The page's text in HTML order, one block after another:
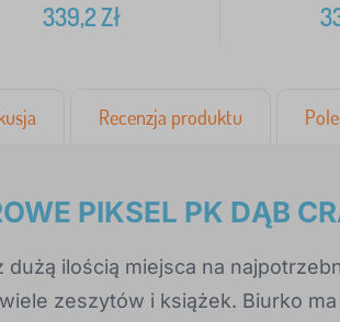
339,2Zł
Recenzja produktu
PIKSEL PK DĄB
dużą ilością miejsca na
zeszytów i książek. Biurko ma